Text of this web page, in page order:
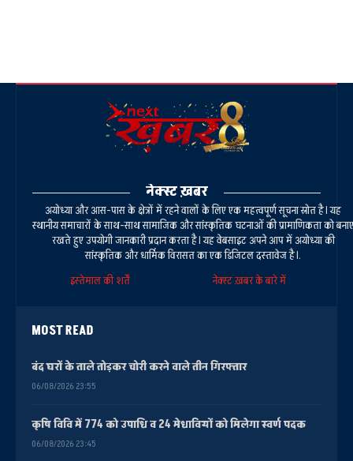
नेक्स्ट ख़बर
अयोध्या और आस-पास के क्षेत्रों में रहने वालों के लिए एक महत्वपूर्ण सूचना स्रोत है। यह
स्थानीय समाचारों के साथ-साथ सामाजिक और सांस्कृतिक घटनाओं की प्रामाणिकता को बनाए
रखते हुए उपयोगी जानकारी प्रदान करता है। यह वेबसाइट अपने आप में अयोध्या की
सांस्कृतिक और धार्मिक विरासत का एक डिजिटल दस्तावेज है।.
इस्तेमाल की शर्तें
नेक्स्ट ख़बर के बारे में
MOST READ
बंद घरों के ताले तोड़कर चोरी करने वाले तीन गिरफ्तार
06/08/2026 23:55
कृषि विवि में 774 को उपाधि व 24 मेधावियों को मिलेगा स्वर्ण पदक
06/08/2026 23:45